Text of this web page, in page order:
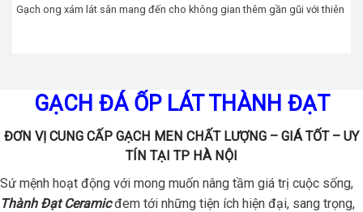
Gạch ong xám lát sân mang đến cho không gian thêm gần gũi với thiên
GẠCH ĐÁ ỐP LÁT THÀNH ĐẠT
ĐƠN VỊ CUNG CẤP GẠCH MEN CHẤT LƯỢNG – GIÁ TỐT – UY
TÍN TẠI TP HÀ NỘI
Sứ mệnh hoạt động với mong muốn nâng tầm giá trị cuộc sống,
Thành Đạt Ceramicđem tới những tiện ích hiện đại, sang trọng,